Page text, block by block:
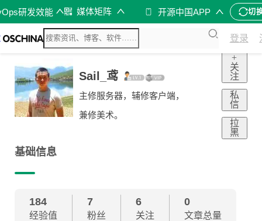
研发效能 媒体矩阵 开源中国APP 切
登录
Sail_鸢
主修服务器，辅修客户端，
兼修美术。
+
关
注
私
信
拉
黑
基础信息
184
经验值
7
粉丝
6
关注
0
文章总量